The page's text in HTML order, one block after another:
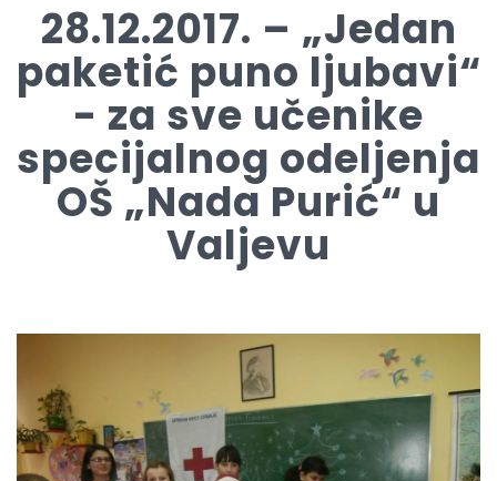
28.12.2017. – „Jedan
paketić puno ljubavi“
- za sve učenike
specijalnog odeljenja
OŠ „Nada Purić“ u
Valjevu